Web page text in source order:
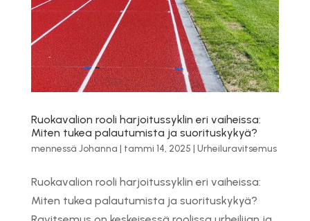
Ruokavalion rooli harjoitussyklin eri vaiheissa:
Miten tukea palautumista ja suorituskykyä?
mennessä Johanna | tammi 14, 2025 | Urheiluravitsemus
Ruokavalion rooli harjoitussyklin eri vaiheissa:
Miten tukea palautumista ja suorituskykyä?